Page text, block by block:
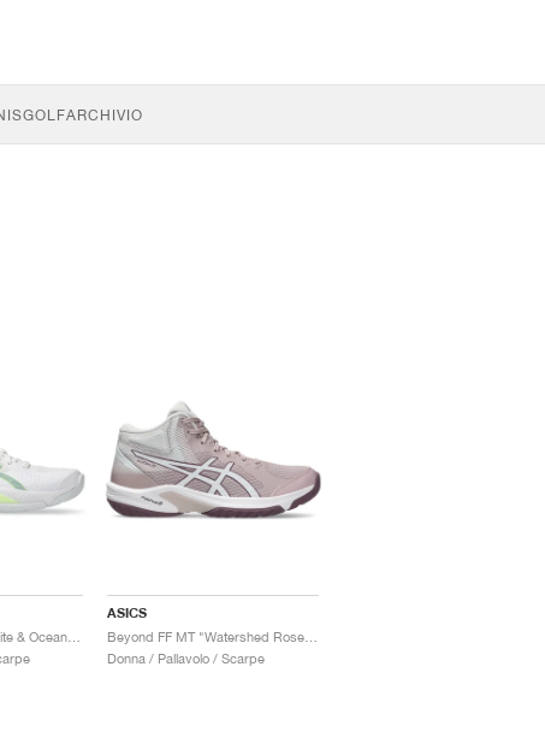
GOLFARCHIVIO
Beyond FF MT 2 "White & Ocean Haze"
ASICS
Donna / Pallavolo / Scarpe